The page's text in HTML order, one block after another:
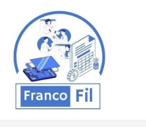
contenu